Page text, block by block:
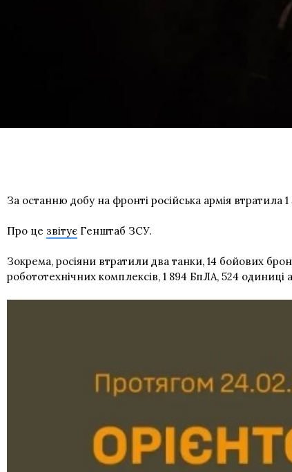
За останню добу на фронті російська армія втратила
Про це звітує Генштаб ЗСУ.
Зокрема, росіяни втратили два танки, 14 бойових
робототехнічних комплексів, 1 894 БпЛА, 524 одиниці